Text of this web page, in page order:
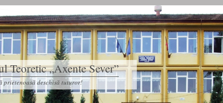
Teoretic „Axente Sever”
prietenoasă deschisă tuturor!